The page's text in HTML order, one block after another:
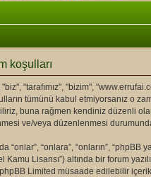
koşulları
"tarafımız", "bizim",
tümünü kabul etmiyorsanız o
buna rağmen kendiniz düzenli
ve/veya düzenlenmesi
“onlar”, “onlara”, “onların”, “phpBB
Lisansı”) altında bir forum
phpBB Limited müsaade edilebilir